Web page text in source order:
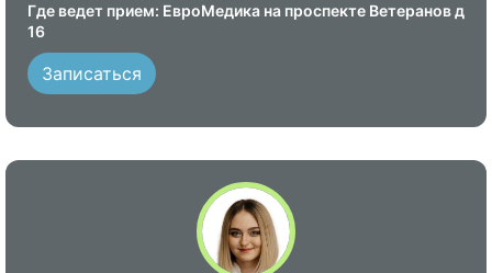
Где ведет прием: ЕвроМедика на проспекте Ветеранов д
16
Записаться